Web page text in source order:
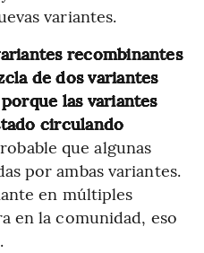
variantes.
recombinantes
de dos variantes
las variantes
circulando
que algunas
por ambas variantes.
en múltiples
en la comunidad, eso